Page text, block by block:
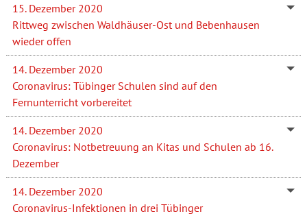
15. Dezember 2020
Rittweg zwischen Waldhäuser-Ost und Bebenhausen
wieder offen
14. Dezember 2020
Coronavirus: Tübinger Schulen sind auf den
Fernunterricht vorbereitet
14. Dezember 2020
Coronavirus: Notbetreuung an Kitas und Schulen ab 16.
Dezember
14. Dezember 2020
Coronavirus-Infektionen in drei Tübinger